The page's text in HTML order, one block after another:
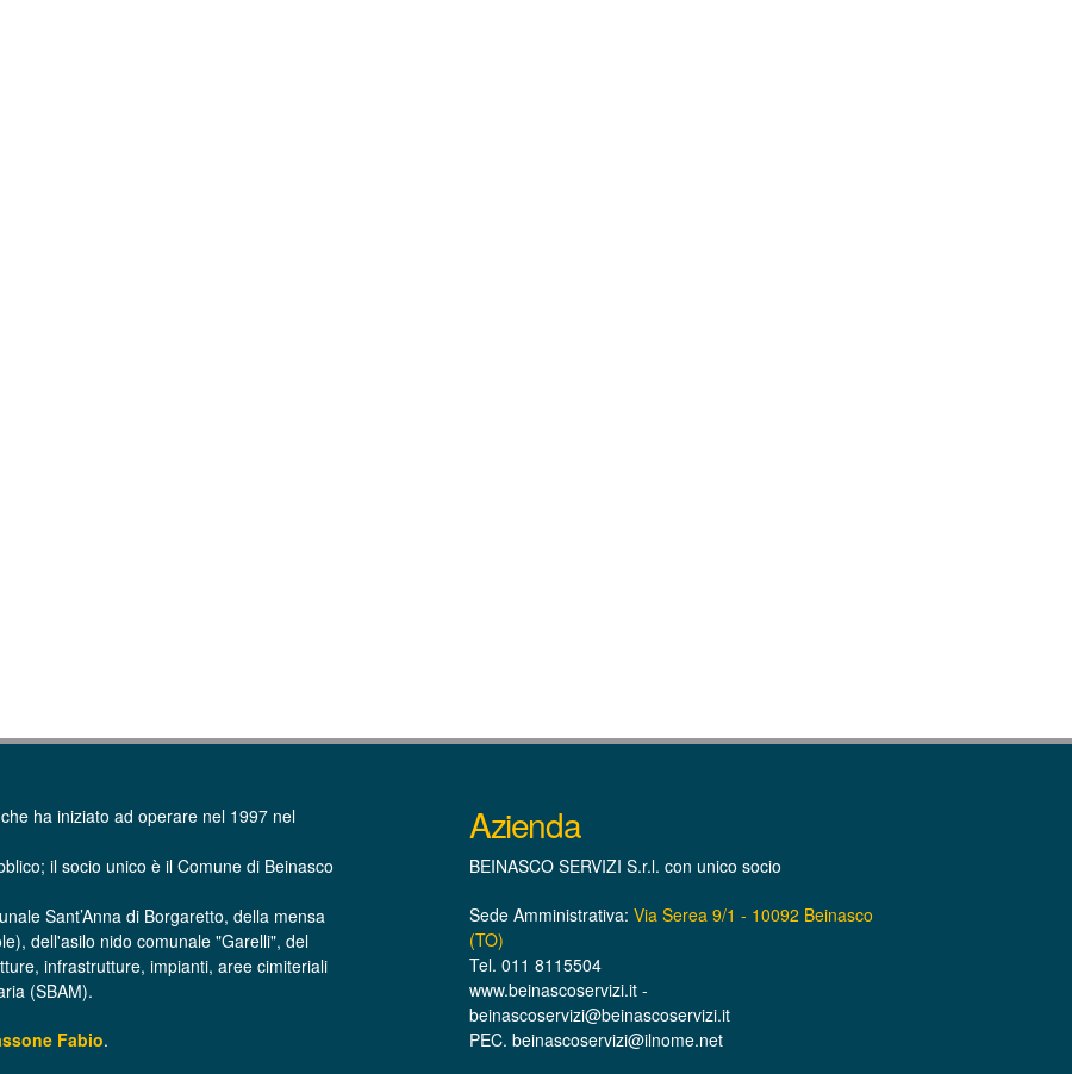
ha iniziato ad operare nel 1997 nel
il socio unico è il Comune di Beinasco
Sant’Anna di Borgaretto, della mensa
dell'asilo nido comunale "Garelli", del
infrastrutture, impianti, aree cimiteriali
(SBAM).
Fabio.
Azienda
BEINASCO SERVIZI S.r.l. con unico socio
Sede Amministrativa:Via Serea 9/1 - 10092 Beinasco
(TO)
Tel. 011 8115504
www.beinascoservizi.it -
beinascoservizi@beinascoservizi.it
PEC. beinascoservizi@ilnome.net